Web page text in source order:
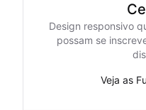
Design responsivo
possam se
Veja as